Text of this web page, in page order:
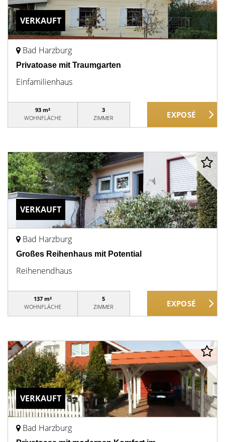
VERKAUFT
Bad Harzburg
Privatoase mit Traumgarten
Einfamilienhaus
93 m²
WOHNFLÄCHE
3
ZIMMER
VERKAUFT
Bad Harzburg
Großes Reihenhaus mit Potential
Reihenendhaus
137 m²
WOHNFLÄCHE
5
ZIMMER
VERKAUFT
Bad Harzburg